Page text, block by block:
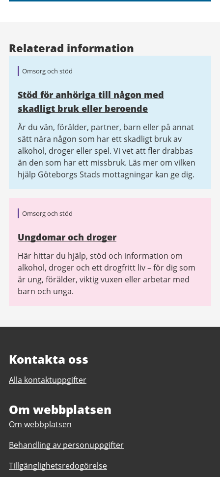
Relaterad information
Omsorg och stöd
Stöd för anhöriga till någon med
skadligt bruk eller beroende
Är du vän, förälder, partner, barn eller på annat
sätt nära någon som har ett skadligt bruk av
alkohol, droger eller spel. Vi vet att fler drabbas
än den som har ett missbruk. Läs mer om vilken
hjälp Göteborgs Stads mottagningar kan ge dig.
Omsorg och stöd
Ungdomar och droger
Här hittar du hjälp, stöd och information om
alkohol, droger och ett drogfritt liv – för dig som
är ung, förälder, viktig vuxen eller arbetar med
barn och unga.
Kontakta oss
Alla kontaktuppgifter
Om webbplatsen
Om webbplatsen
Behandling av personuppgifter
Tillgänglighetsredogörelse